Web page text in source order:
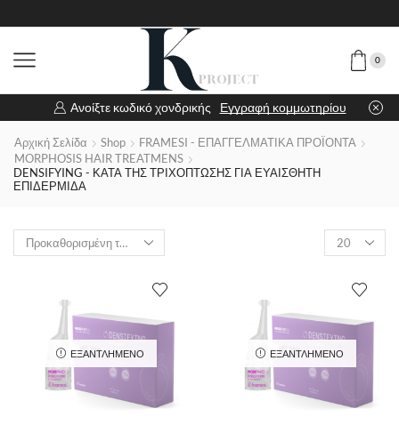
0
Ανοίξτε κωδικό χονδρικής Εγγραφή κομμωτηρίου
Αρχική Σελίδα Shop
FRAMESI - ΕΠΑΓΓΕΛΜΑΤΙΚΑ ΠΡΟΪΟΝΤΑ
MORPHOSIS HAIR TREATMENS
DENSIFYING - ΚΑΤΑ ΤΗΣ ΤΡΙΧΟΠΤΩΣΗΣ ΓΙΑ ΕΥΑΙΣΘΗΤΗ
ΕΠΙΔΕΡΜΙΔΑ
ΕΞΑΝΤΛΗΜΈΝΟ ΕΞΑΝΤΛΗΜΈΝΟ